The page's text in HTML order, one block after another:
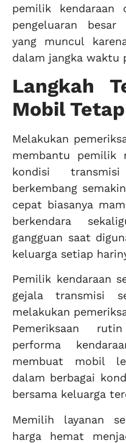
pemilik kendaraan
pengeluaran
yang muncul
dalam jangka waktu
Langkah
Mobil
Melakukan
membantu pemilik
kondisi
berkembang
cepat biasanya
berkendara
gangguan saat
keluarga setiap
Pemilik kendaraan
gejala transmisi
melakukan
Pemeriksaan
performa
membuat mobil
dalam berbagai
bersama keluarga
Memilih layanan
harga hemat